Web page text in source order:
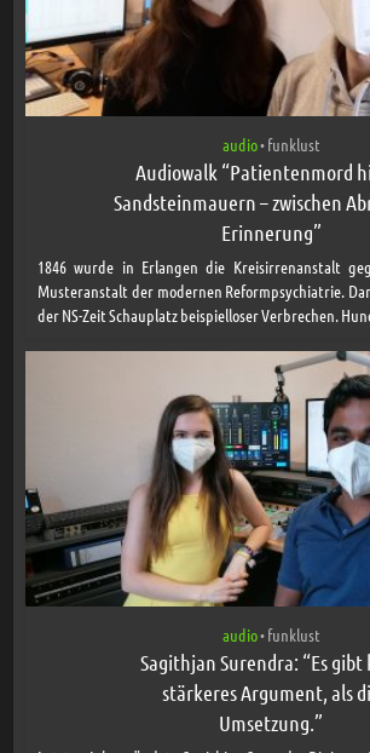
audio• funklust
Audiowalk “Patientenmord
Sandsteinmauern – zwischen
Erinnerung”
1846 wurde in Erlangen die Kreisirrenanstalt
Musteranstalt der modernen Reformpsychiatrie.
der NS-Zeit Schauplatz beispielloser Verbrechen.
audio• funklust
Sagithjan Surendra: “Es gibt
stärkeres Argument, als
Umsetzung.”